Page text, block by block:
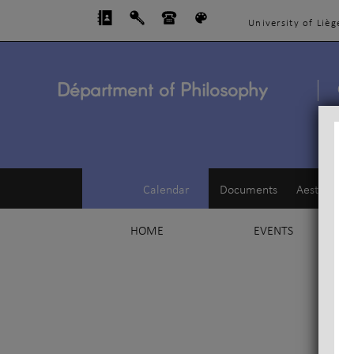
University of
Départment of Philosophy
Calendar Documents
HOME EVENTS